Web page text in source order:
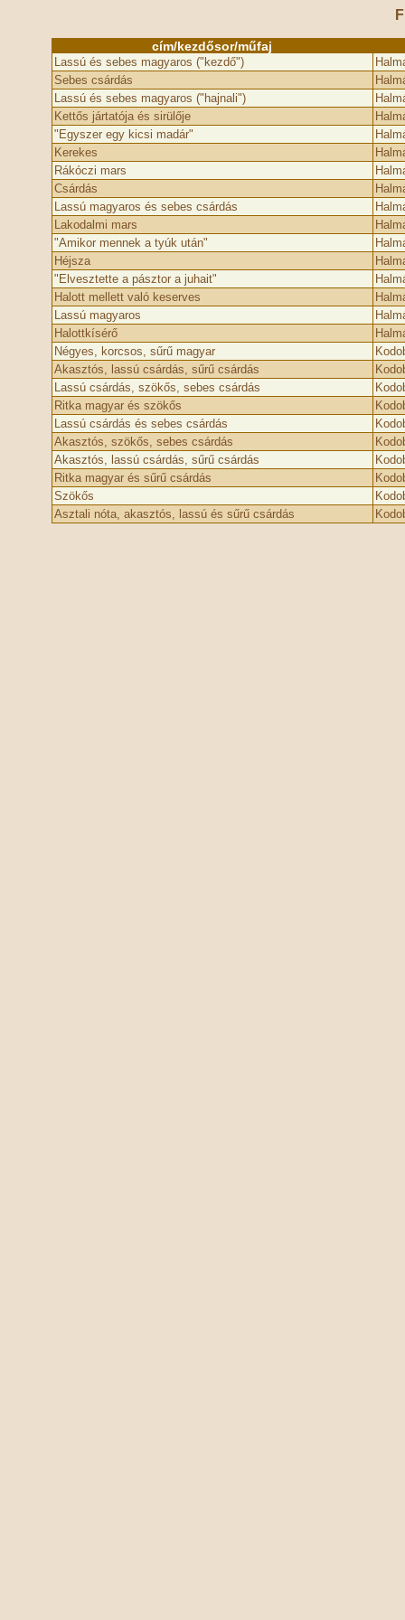
cím/kezdősor/műfaj
Lassú és sebes magyaros ("kezdő")
Sebes csárdás
Lassú és sebes magyaros ("hajnali")
Kettős jártatója és sirülője
"Egyszer egy kicsi madár"
Kerekes
Rákóczi mars
Csárdás
Lassú magyaros és sebes csárdás
Lakodalmi mars
"Amikor mennek a tyúk után"
Héjsza
"Elvesztette a pásztor a juhait"
Halott mellett való keserves
Lassú magyaros
Halottkísérő
Négyes, korcsos, sűrű magyar
Akasztós, lassú csárdás, sűrű csárdás
Lassú csárdás, szökős, sebes csárdás
Ritka magyar és szökős
Lassú csárdás és sebes csárdás
Akasztós, szökős, sebes csárdás
Akasztós, lassú csárdás, sűrű csárdás
Ritka magyar és sűrű csárdás
Szökős
Asztali nóta, akasztós, lassú és sűrű csárdás